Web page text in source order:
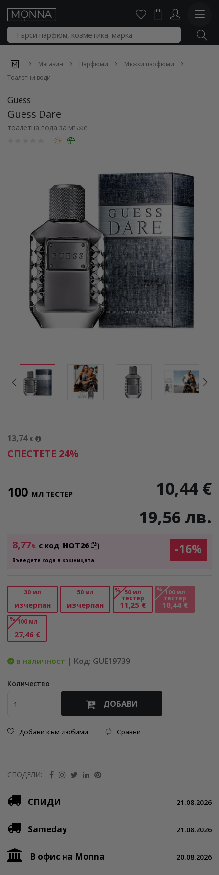
Магазин Парфюми
Мъжки парфюми
Тоалетни води
Guess
Guess Dare
тоалетна вода за мъже
13,74 €
СПЕСТЕТЕ 24%
100 МЛ ТЕСТЕР
10,44 €
19,56 лв.
8,77€ с код HOT26
Въведете кода в кошницата.
-16%
30 мл
изчерпан
50 мл
изчерпан
% 50 мл
тестер
11,25 €
% 100 мл
тестер
10,44 €
% 100 мл
27,46 €
в наличност | Код: GUE19739
Количество
ДОБАВИ
Добави към любими Сравни
СПОДЕЛИ:
СПИДИ 21.08.2026
Sameday 21.08.2026
В офис на Monna 20.08.2026